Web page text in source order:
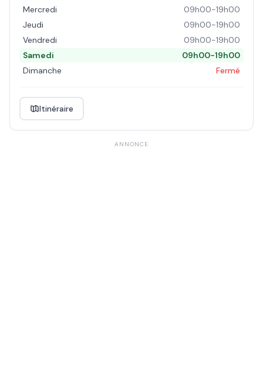
Mercredi
09h00-19h00
Jeudi
09h00-19h00
Vendredi
09h00-19h00
Samedi
09h00-19h00
Dimanche
Fermé
Itinéraire
ANNONCE